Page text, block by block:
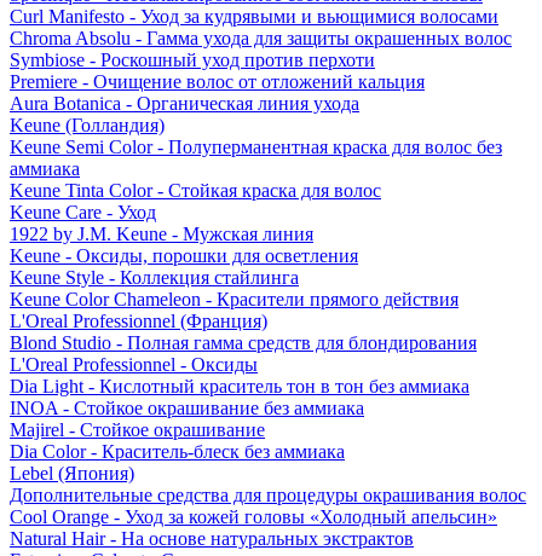
Curl Manifesto - Уход за кудрявыми и вьющимися волосами
Chroma Absolu - Гамма ухода для защиты окрашенных волос
Symbiose - Роскошный уход против перхоти
Premiere - Очищение волос от отложений кальция
Aura Botanica - Органическая линия ухода
Keune (Голландия)
Keune Semi Color - Полуперманентная краска для волос без
аммиака
Keune Tinta Color - Стойкая краска для волос
Keune Care - Уход
1922 by J.M. Keune - Мужская линия
Keune - Оксиды, порошки для осветления
Keune Style - Коллекция стайлинга
Keune Color Chameleon - Красители прямого действия
L'Oreal Professionnel (Франция)
Blond Studio - Полная гамма средств для блондирования
L'Oreal Professionnel - Оксиды
Dia Light - Кислотный краситель тон в тон без аммиака
INOA - Стойкое окрашивание без аммиака
Majirel - Стойкое окрашивание
Dia Color - Краситель-блеск без аммиака
Lebel (Япония)
Дополнительные средства для процедуры окрашивания волос
Cool Orange - Уход за кожей головы «Холодный апельсин»
Natural Hair - На основе натуральных экстрактов